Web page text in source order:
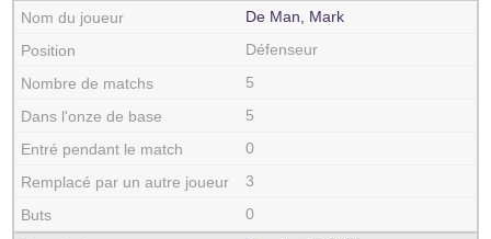
De Man, Mark
Défenseur
5
5
0
3
0